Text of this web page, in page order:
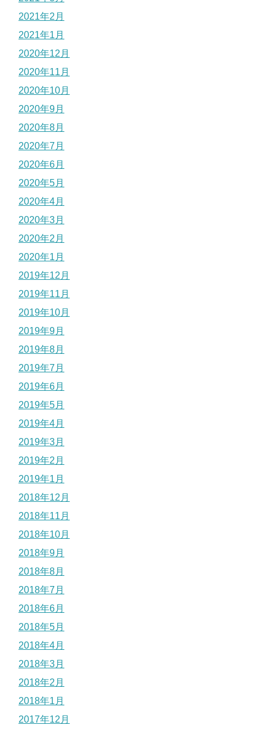
2021年2月
2021年1月
2020年12月
2020年11月
2020年10月
2020年9月
2020年8月
2020年7月
2020年6月
2020年5月
2020年4月
2020年3月
2020年2月
2020年1月
2019年12月
2019年11月
2019年10月
2019年9月
2019年8月
2019年7月
2019年6月
2019年5月
2019年4月
2019年3月
2019年2月
2019年1月
2018年12月
2018年11月
2018年10月
2018年9月
2018年8月
2018年7月
2018年6月
2018年5月
2018年4月
2018年3月
2018年2月
2018年1月
2017年12月